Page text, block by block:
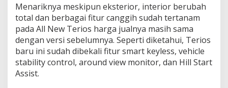
Menariknya meskipun eksterior, interior berubah
total dan berbagai fitur canggih sudah tertanam
pada All New Terios harga jualnya masih sama
dengan versi sebelumnya. Seperti diketahui, Terios
baru ini sudah dibekali fitur smart keyless, vehicle
stability control, around view monitor, dan Hill Start
Assist.